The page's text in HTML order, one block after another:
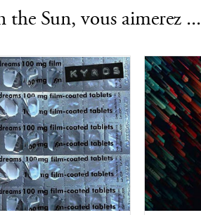
Sun, vous aimerez ...